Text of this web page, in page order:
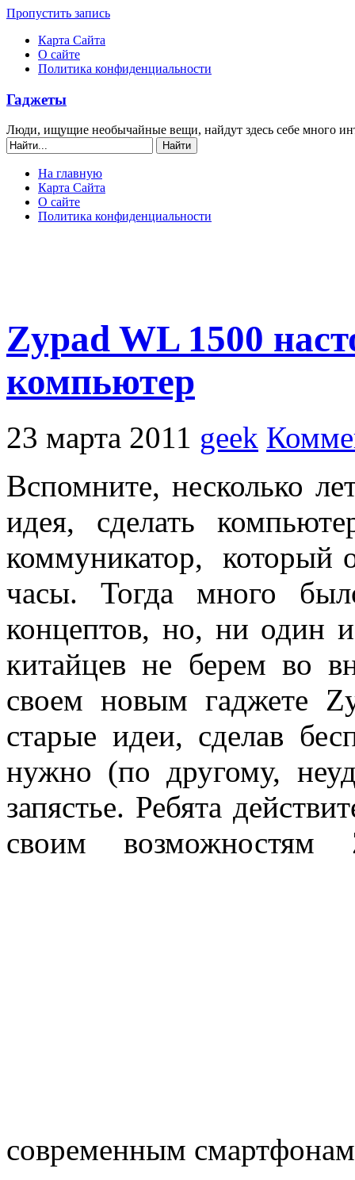
Пропустить запись
Карта Сайта
О сайте
Политика конфиденциальности
Гаджеты
Люди, ищущие необычайные вещи, найдут здесь себе много
На главную
Карта Сайта
О сайте
Политика конфиденциальности
Zypad WL 1500
компьютер
23 марта 2011 geek
Вспомните, несколько
идея, сделать
коммуникатор, который
часы. Тогда много
концептов, но, ни один
китайцев не берем во
своем новым гаджете
старые идеи, сделав
нужно (по другому,
запястье. Ребята
своим
современным